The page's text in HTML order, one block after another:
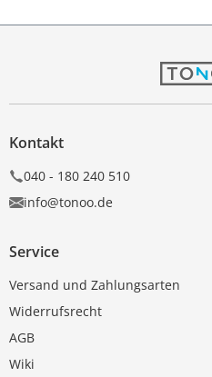
Kontakt
040 - 180 240 510
info@tonoo.de
Service
Versand und Zahlungsarten
Widerrufsrecht
AGB
Wiki